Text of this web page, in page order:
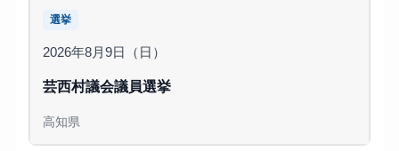
選挙
2026年8月9日（日）
芸西村議会議員選挙
高知県